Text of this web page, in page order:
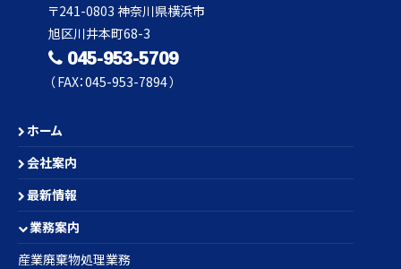
〒241-0803 神奈川県横浜市
旭区川井本町68-3
045-953-5709
（ FAX：045-953-7894 ）
ホーム
会社案内
最新情報
業務案内
産業廃棄物処理業務